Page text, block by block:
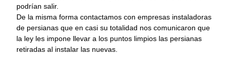
podrían salir.
De la misma forma contactamos con empresas instaladoras
de persianas que en casi su totalidad nos comunicaron que
la ley les impone llevar a los puntos limpios las persianas
retiradas al instalar las nuevas.